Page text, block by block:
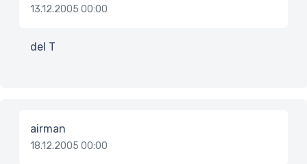
13.12.2005 00:00
del T
airman
18.12.2005 00:00